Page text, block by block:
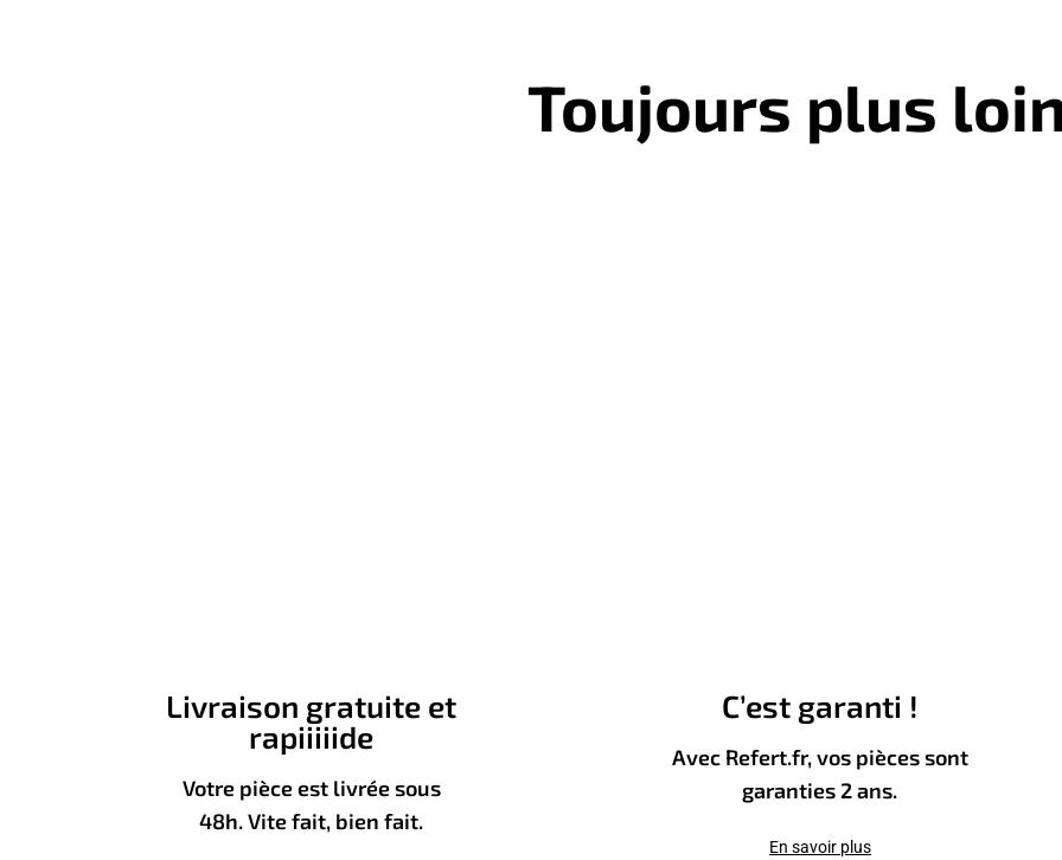
Toujours plus
Livraison gratuite et
rapiiiiide
Votre pièce est livrée sous
48h. Vite fait, bien fait.
C’est garanti !
Avec Refert.fr, vos pièces sont
garanties 2 ans.
En savoir plus